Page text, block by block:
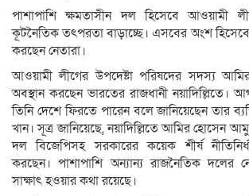
পাশাপাশি ক্ষমতাসীন দল হিসেবে আওয়ামী
কূটনৈতিক তৎপরতা বাড়াচ্ছে। এসবের অংশ
করছেন নেতারা।
আওয়ামী লীগের উপদেষ্টা পরিষদের সদস্য
অবস্থান করছেন ভারতের রাজধানী নয়াদিল্লিতে।
তিনি দেশে ফিরতে পারেন বলে জানিয়েছেন তার
খান। সূত্র জানিয়েছে, নয়াদিল্লিতে আমির হোসেন
দল বিজেপিসহ সরকারের কয়েক শীর্ষ
করছেন। পাশাপাশি অন্যান্য রাজনৈতিক দলের
সাক্ষাৎ হওয়ার কথা রয়েছে।